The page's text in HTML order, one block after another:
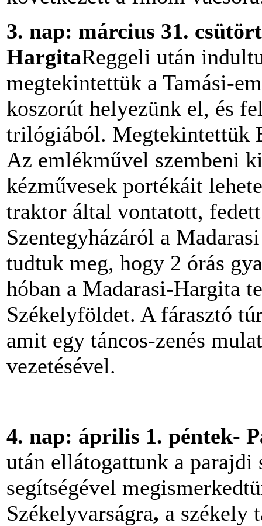
3. nap: március 31.
HargitaReggeli után
megtekintettük a Tamási-
koszorút helyezünk el, és
trilógiából. Megtekintettük
Az emlékművel szembeni
kézművesek portékáit
traktor által vontatott,
Szentegyházáról a
tudtuk meg, hogy 2 órás
hóban a Madarasi-Hargita
Székelyföldet. A fárasztó
amit egy táncos-zenés
vezetésével.
4. nap: április 1. péntek-
után ellátogattunk a parajdi
segítségével
Székelyvarságra, a székely